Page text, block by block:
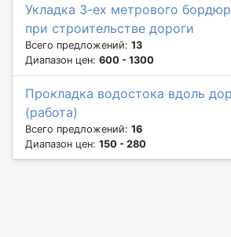
Укладка 3-ех метрового
при строительстве дороги
Всего предложений: 13
Диапазон цен: 600 - 1300
Прокладка водостока вдоль
(работа)
Всего предложений: 16
Диапазон цен: 150 - 280